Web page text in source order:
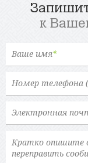
к
Ваше имя*
Номер телефона
Электронная